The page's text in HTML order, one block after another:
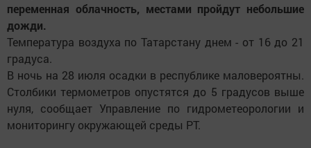
переменная облачность, местами пройдут небольшие
дожди.
Температура воздуха по Татарстану днем - от 16 до 21
градуса.
В ночь на 28 июля осадки в республике маловероятны.
Столбики термометров опустятся до 5 градусов выше
нуля, сообщает Управление по гидрометеорологии и
мониторингу окружающей среды РТ.